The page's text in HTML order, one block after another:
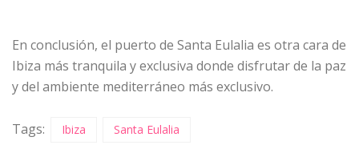
En conclusión, el puerto de Santa Eulalia es otra cara de
Ibiza más tranquila y exclusiva donde disfrutar de la paz
y del ambiente mediterráneo más exclusivo.
Tags: Ibiza Santa Eulalia